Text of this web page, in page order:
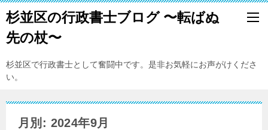
杉並区の行政書士ブログ 〜転ばぬ
先の杖〜
杉並区で行政書士として奮闘中です。是非お気軽にお声がけくださ
い。
月別: 2024年9月